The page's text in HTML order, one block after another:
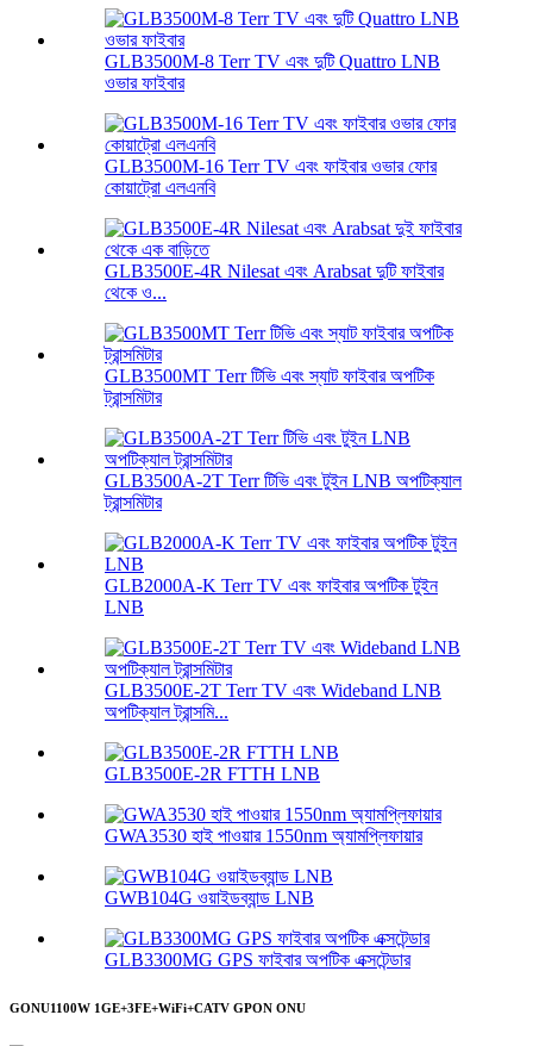
GLB3500M-8 Terr TV এবং দুটি Quattro LNB
ওভার ফাইবার
GLB3500M-16 Terr TV এবং ফাইবার ওভার ফোর
কোয়াট্রো এলএনবি
GLB3500E-4R Nilesat এবং Arabsat দুটি ফাইবার
থেকে ও...
GLB3500MT Terr টিভি এবং স্যাট ফাইবার অপটিক
ট্রান্সমিটার
GLB3500A-2T Terr টিভি এবং টুইন LNB অপটিক্যাল
ট্রান্সমিটার
GLB2000A-K Terr TV এবং ফাইবার অপটিক টুইন
LNB
GLB3500E-2T Terr TV এবং Wideband LNB
অপটিক্যাল ট্রান্সমি...
GLB3500E-2R FTTH LNB
GWA3530 হাই পাওয়ার 1550nm অ্যামপ্লিফায়ার
GWB104G ওয়াইডব্যান্ড LNB
GLB3300MG GPS ফাইবার অপটিক এক্সটেন্ডার
GONU1100W 1GE+3FE+WiFi+CATV GPON ONU